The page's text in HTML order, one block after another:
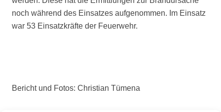
noch während des Einsatzes aufgenommen. Im Einsatz
war 53 Einsatzkräfte der Feuerwehr.
Bericht und Fotos: Christian Tümena